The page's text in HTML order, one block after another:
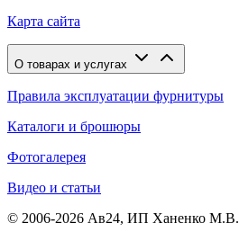
Карта сайта
О товарах и услугах
Правила эксплуатации фурнитуры
Каталоги и брошюры
Фотогалерея
Видео и статьи
© 2006-2026 Ав24, ИП Ханенко М.В.